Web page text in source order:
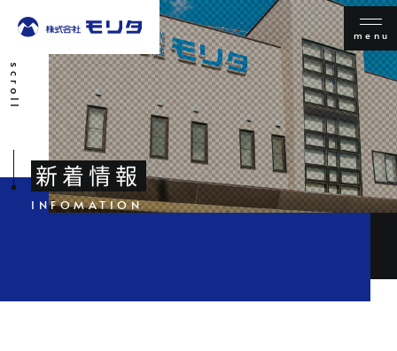
scroll
menu
新着情報